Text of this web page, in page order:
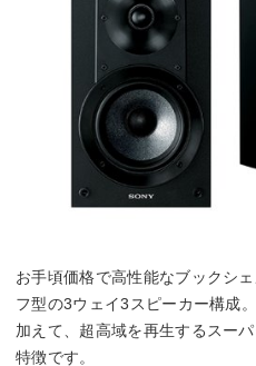
お手頃価格で高性能なブックシ
フ型の3ウェイ3スピーカー構成
加えて、超高域を再生するスー
特徴です。